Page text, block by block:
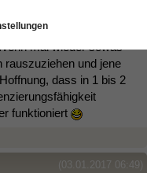
mal wieder sowas
rauszuziehen und jene
dass in 1 bis 2
funktioniert
(03.01.2017 06:49)